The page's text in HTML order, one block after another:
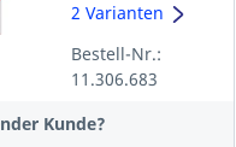
825, blau,
Stück
2 Varianten
Bestell-Nr.:
11.306.683
Kunde?